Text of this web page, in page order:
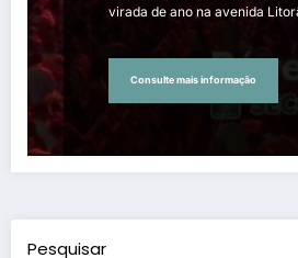
virada de ano na avenida
Consulte mais informação
Pesquisar